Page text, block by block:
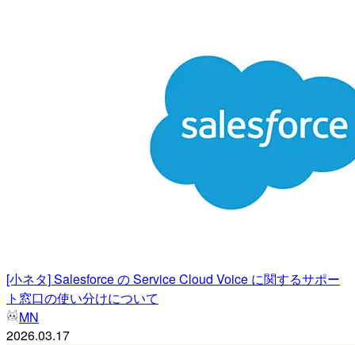
[小ネタ] Salesforce の Service Cloud Voice に関するサポー
ト窓口の使い分けについて
MN
2026.03.17